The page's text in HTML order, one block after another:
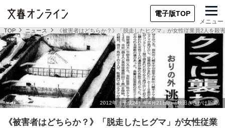
電子版TOP
メニュー
TOP ニュース 《被害者はどちらか？》「脱走したヒグマ」が女性従業員2人を
《被害者はどちらか？》「脱走したヒグマ」が女性従業